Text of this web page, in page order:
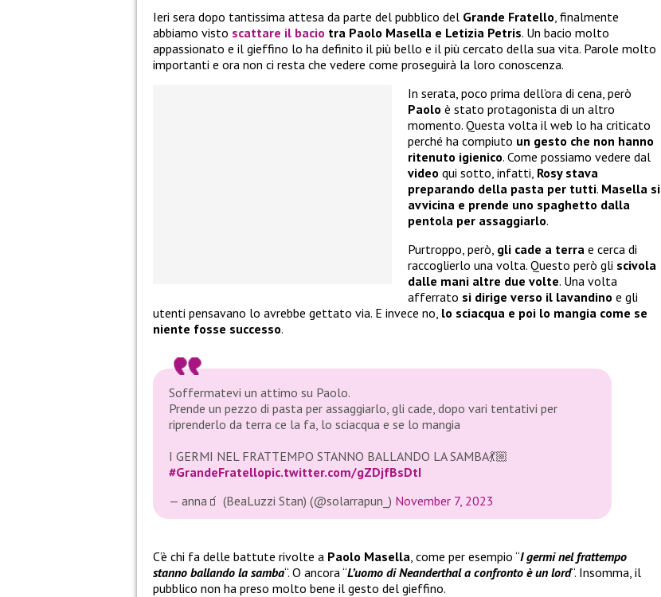
Ieri sera dopo tantissima attesa da parte del pubblico del Grande Fratello, finalmente
abbiamo visto scattare il bacio tra Paolo Masella e Letizia Petris. Un bacio molto
appassionato e il gieffino lo ha definito il più bello e il più cercato della sua vita. Parole molto
importanti e ora non ci resta che vedere come proseguirà la loro conoscenza.
In serata, poco prima dell’ora di cena, però
Paolo è stato protagonista di un altro
momento. Questa volta il web lo ha criticato
perché ha compiuto un gesto che non hanno
ritenuto igienico. Come possiamo vedere dal
video qui sotto, infatti, Rosy stava
preparando della pasta per tutti. Masella si
avvicina e prende uno spaghetto dalla
pentola per assaggiarlo.
Purtroppo, però, gli cade a terra e cerca di
raccoglierlo una volta. Questo però gli scivola
dalle mani altre due volte. Una volta
afferrato si dirige verso il lavandino e gli
utenti pensavano lo avrebbe gettato via. E invece no, lo sciacqua e poi lo mangia come se
niente fosse successo.
Soffermatevi un attimo su Paolo.
Prende un pezzo di pasta per assaggiarlo, gli cade, dopo vari tentativi per
riprenderlo da terra ce la fa, lo sciacqua e se lo mangia
I GERMI NEL FRATTEMPO STANNO BALLANDO LA SAMBA💃🏼
#GrandeFratellopic.twitter.com/gZDjfBsDtI
— anna🧃 (BeaLuzzi Stan) (@solarrapun_) November 7, 2023
C’è chi fa delle battute rivolte a Paolo Masella , come per esempio “I germi nel frattempo
stanno ballando la samba“. O ancora “L’uomo di Neanderthal a confronto è un lord“. Insomma, il
pubblico non ha preso molto bene il gesto del gieffino.